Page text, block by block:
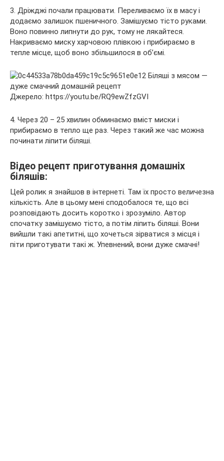
3. Дріжджі почали працювати. Переливаємо їх в масу і
додаємо залишок пшеничного. Замішуємо тісто руками.
Воно повинно липнути до рук, тому не лякайтеся.
Накриваємо миску харчовою плівкою і прибираємо в
тепле місце, щоб воно збільшилося в об’ємі.
Джерело: https://youtu.be/RQ9ewZfzGVI
4. Через 20 – 25 хвилин обминаємо вміст миски і
прибираємо в тепло ще раз. Через такий же час можна
починати ліпити біляші.
Відео рецепт приготування домашніх
біляшів:
Цей ролик я знайшов в інтернеті. Там їх просто величезна
кількість. Але в цьому мені сподобалося те, що всі
розповідають досить коротко і зрозуміло. Автор
спочатку замішуємо тісто, а потім ліпить біляші. Вони
вийшли такі апетитні, що хочеться зірватися з місця і
піти приготувати такі ж. Упевнений, вони дуже смачні!